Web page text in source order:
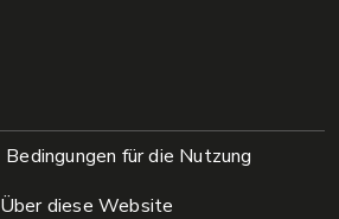
Bedingungen für die Nutzung
Über diese Website